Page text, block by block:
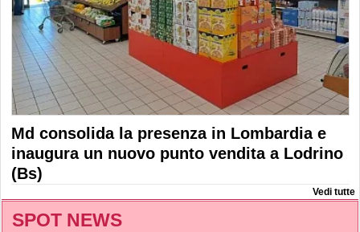
Md consolida la presenza in Lombardia e
inaugura un nuovo punto vendita a Lodrino
(Bs)
Vedi tutte
SPOT NEWS